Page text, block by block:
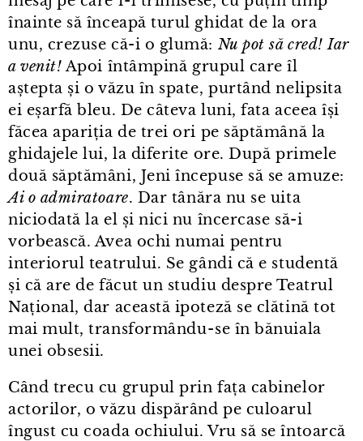
înainte să înceapă turul ghidat de la ora
unu, crezuse că-i o glumă: Nu pot să cred! Iar
a venit!Apoi întâmpină grupul care îl
aștepta și o văzu în spate, purtând nelipsita
ei eșarfă bleu. De câteva luni, fata aceea își
făcea apariția de trei ori pe săptămână la
ghidajele lui, la diferite ore. După primele
două săptămâni, Jeni începuse să se amuze:
Ai o admiratoare. Dar tânăra nu se uita
niciodată la el și nici nu încercase să-i
vorbească. Avea ochi numai pentru
interiorul teatrului. Se gândi că e studentă
și că are de făcut un studiu despre Teatrul
Național, dar această ipoteză se clătină tot
mai mult, transformându⁠-⁠se în bănuiala
unei obsesii.
Când trecu cu grupul prin fața cabinelor
actorilor, o văzu dispărând pe culoarul
îngust cu coada ochiului. Vru să se întoarcă